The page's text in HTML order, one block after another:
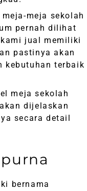
meja sekolah
pernah dilihat
jual memiliki
pastinya akan
kebutuhan terbaik
meja sekolah
dijelaskan
secara detail
bernama